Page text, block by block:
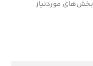
بخش‌های موردنیاز